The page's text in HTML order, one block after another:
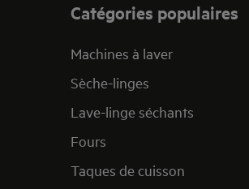
Catégories populaires
Machines à laver
Sèche-linges
Lave-linge séchants
Fours
Taques de cuisson